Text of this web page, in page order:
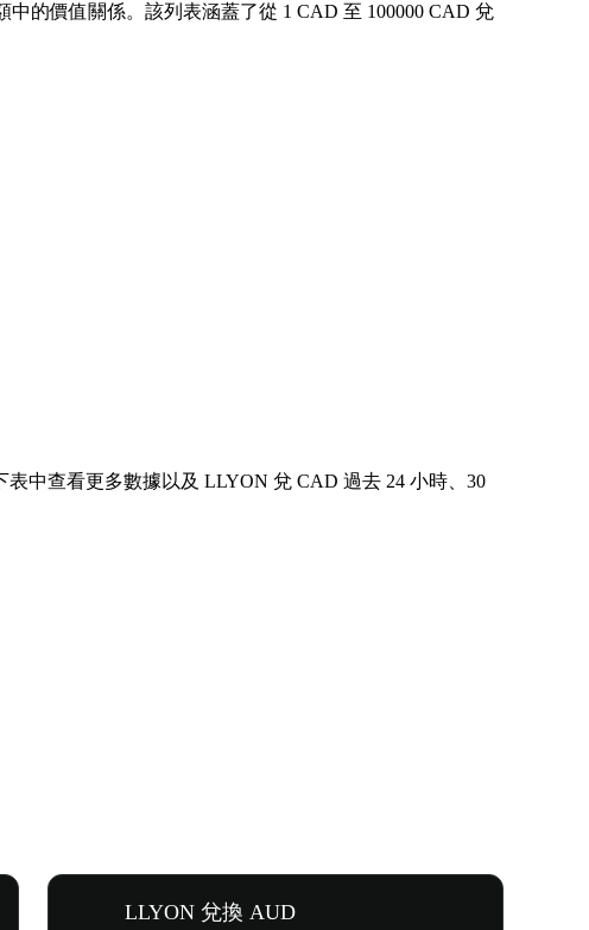
的價值關係。該列表涵蓋了從 1 CAD 至 100000 CAD 兌
中查看更多數據以及 LLYON 兌 CAD 過去 24 小時、30
LLYON 兌換 AUD